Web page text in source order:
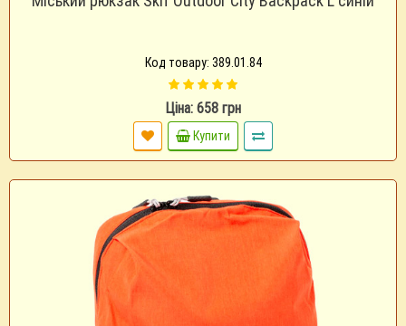
Код товару: 389.01.84
Ціна: 658 грн
Купити